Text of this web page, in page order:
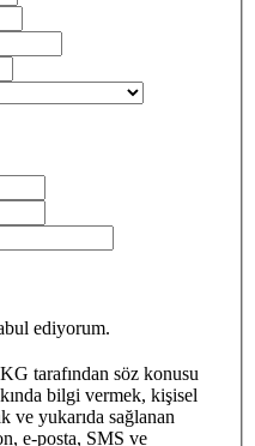
ediyorum.
tarafından söz konusu
bilgi vermek, kişisel
ve yukarıda sağlanan
e-posta, SMS ve